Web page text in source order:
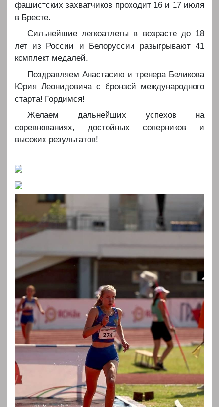
фашистских захватчиков проходит 16 и 17 июля
в Бресте.
Сильнейшие легкоатлеты в возрасте до 18
лет из России и Белоруссии разыгрывают 41
комплект медалей.
Поздравляем Анастасию и тренера Беликова
Юрия Леонидовича с бронзой международного
старта! Гордимся!
Желаем дальнейших успехов на
соревнованиях, достойных соперников и
высоких результатов!